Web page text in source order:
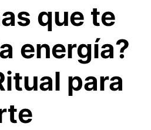
que te
energía?
para